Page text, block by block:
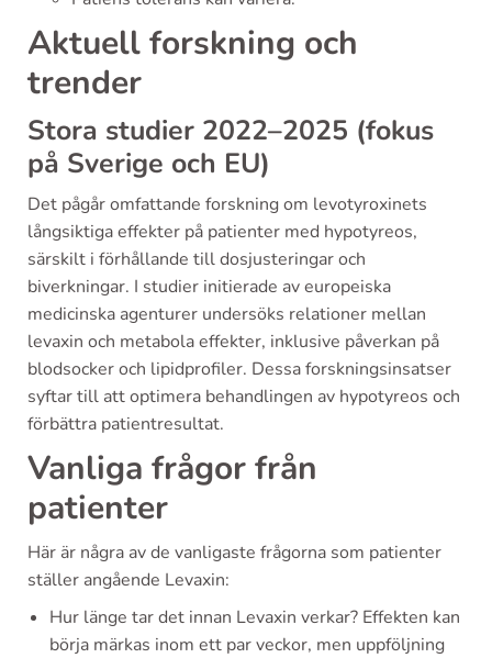
Aktuell forskning och
trender
Stora studier 2022–2025 (fokus
på Sverige och EU)
Det pågår omfattande forskning om levotyroxinets
långsiktiga effekter på patienter med hypotyreos,
särskilt i förhållande till dosjusteringar och
biverkningar. I studier initierade av europeiska
medicinska agenturer undersöks relationer mellan
levaxin och metabola effekter, inklusive påverkan på
blodsocker och lipidprofiler. Dessa forskningsinsatser
syftar till att optimera behandlingen av hypotyreos och
förbättra patientresultat.
Vanliga frågor från
patienter
Här är några av de vanligaste frågorna som patienter
ställer angående Levaxin:
Hur länge tar det innan Levaxin verkar? Effekten kan
börja märkas inom ett par veckor, men uppföljning